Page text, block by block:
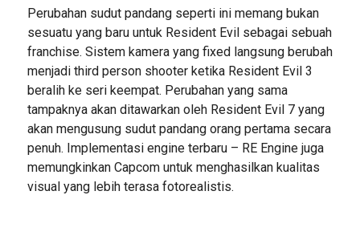
Perubahan sudut pandang seperti ini memang bukan
sesuatu yang baru untuk Resident Evil sebagai sebuah
franchise. Sistem kamera yang fixed langsung berubah
menjadi third person shooter ketika Resident Evil 3
beralih ke seri keempat. Perubahan yang sama
tampaknya akan ditawarkan oleh Resident Evil 7 yang
akan mengusung sudut pandang orang pertama secara
penuh. Implementasi engine terbaru – RE Engine juga
memungkinkan Capcom untuk menghasilkan kualitas
visual yang lebih terasa fotorealistis.